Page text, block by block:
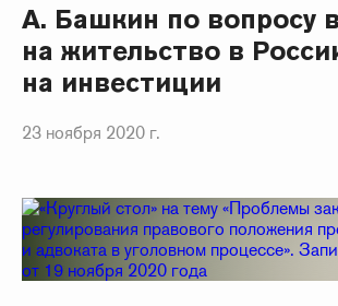
А. Башкин по вопросу
на жительство в
на инвестиции
23 ноября 2020 г.